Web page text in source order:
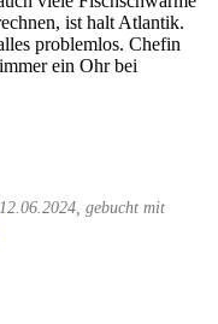
ist halt Atlantik.
problemlos. Chefin
ein Ohr bei
gebucht mit